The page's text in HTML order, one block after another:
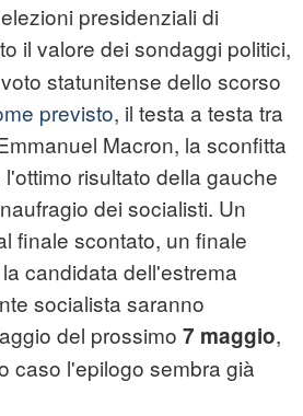
presidenziali di
il valore dei sondaggi politici,
statunitense dello scorso
previsto, il testa a testa tra
Macron, la sconfitta
risultato della gauche
dei socialisti. Un
finale scontato, un finale
candidata dell'estrema
socialista saranno
del prossimo 7 maggio,
caso l'epilogo sembra già